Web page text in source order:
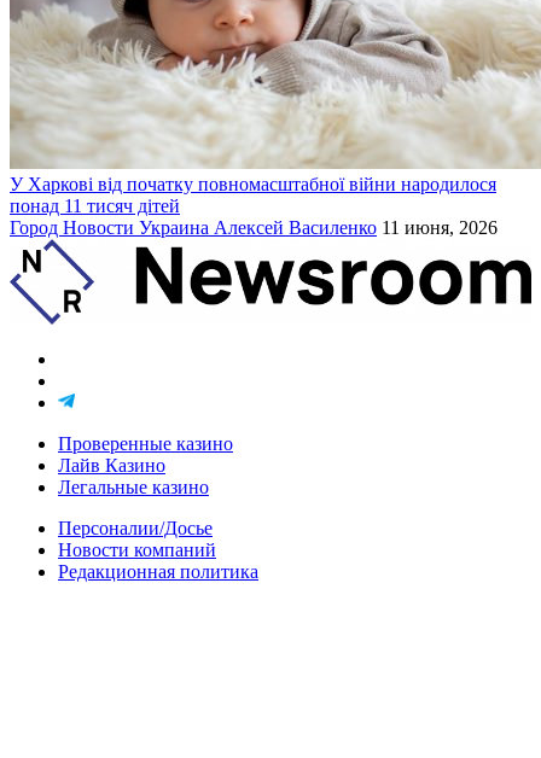
У Харкові від початку повномасштабної війни народилося
понад 11 тисяч дітей
Город Новости Украина Алексей Василенко 11 июня, 2026
Проверенные казино
Лайв Казино
Легальные казино
Персоналии/Досье
Новости компаний
Редакционная политика